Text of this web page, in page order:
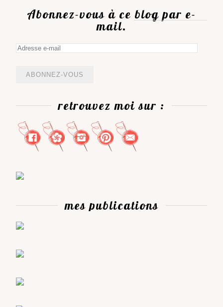
Abonnez-vous à ce blog par e-
mail.
Adresse
mail
retrouvez moi sur :
mes publications